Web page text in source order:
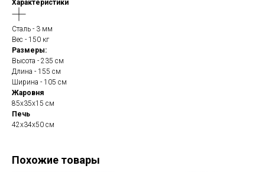
Характеристики
Сталь - 3 мм
Вес - 150 кг
Размеры:
Высота - 235 см
Длина - 155 см
Ширина - 105 см
Жаровня
85х35х15 см
Печь
42х34х50 см
Похожие товары